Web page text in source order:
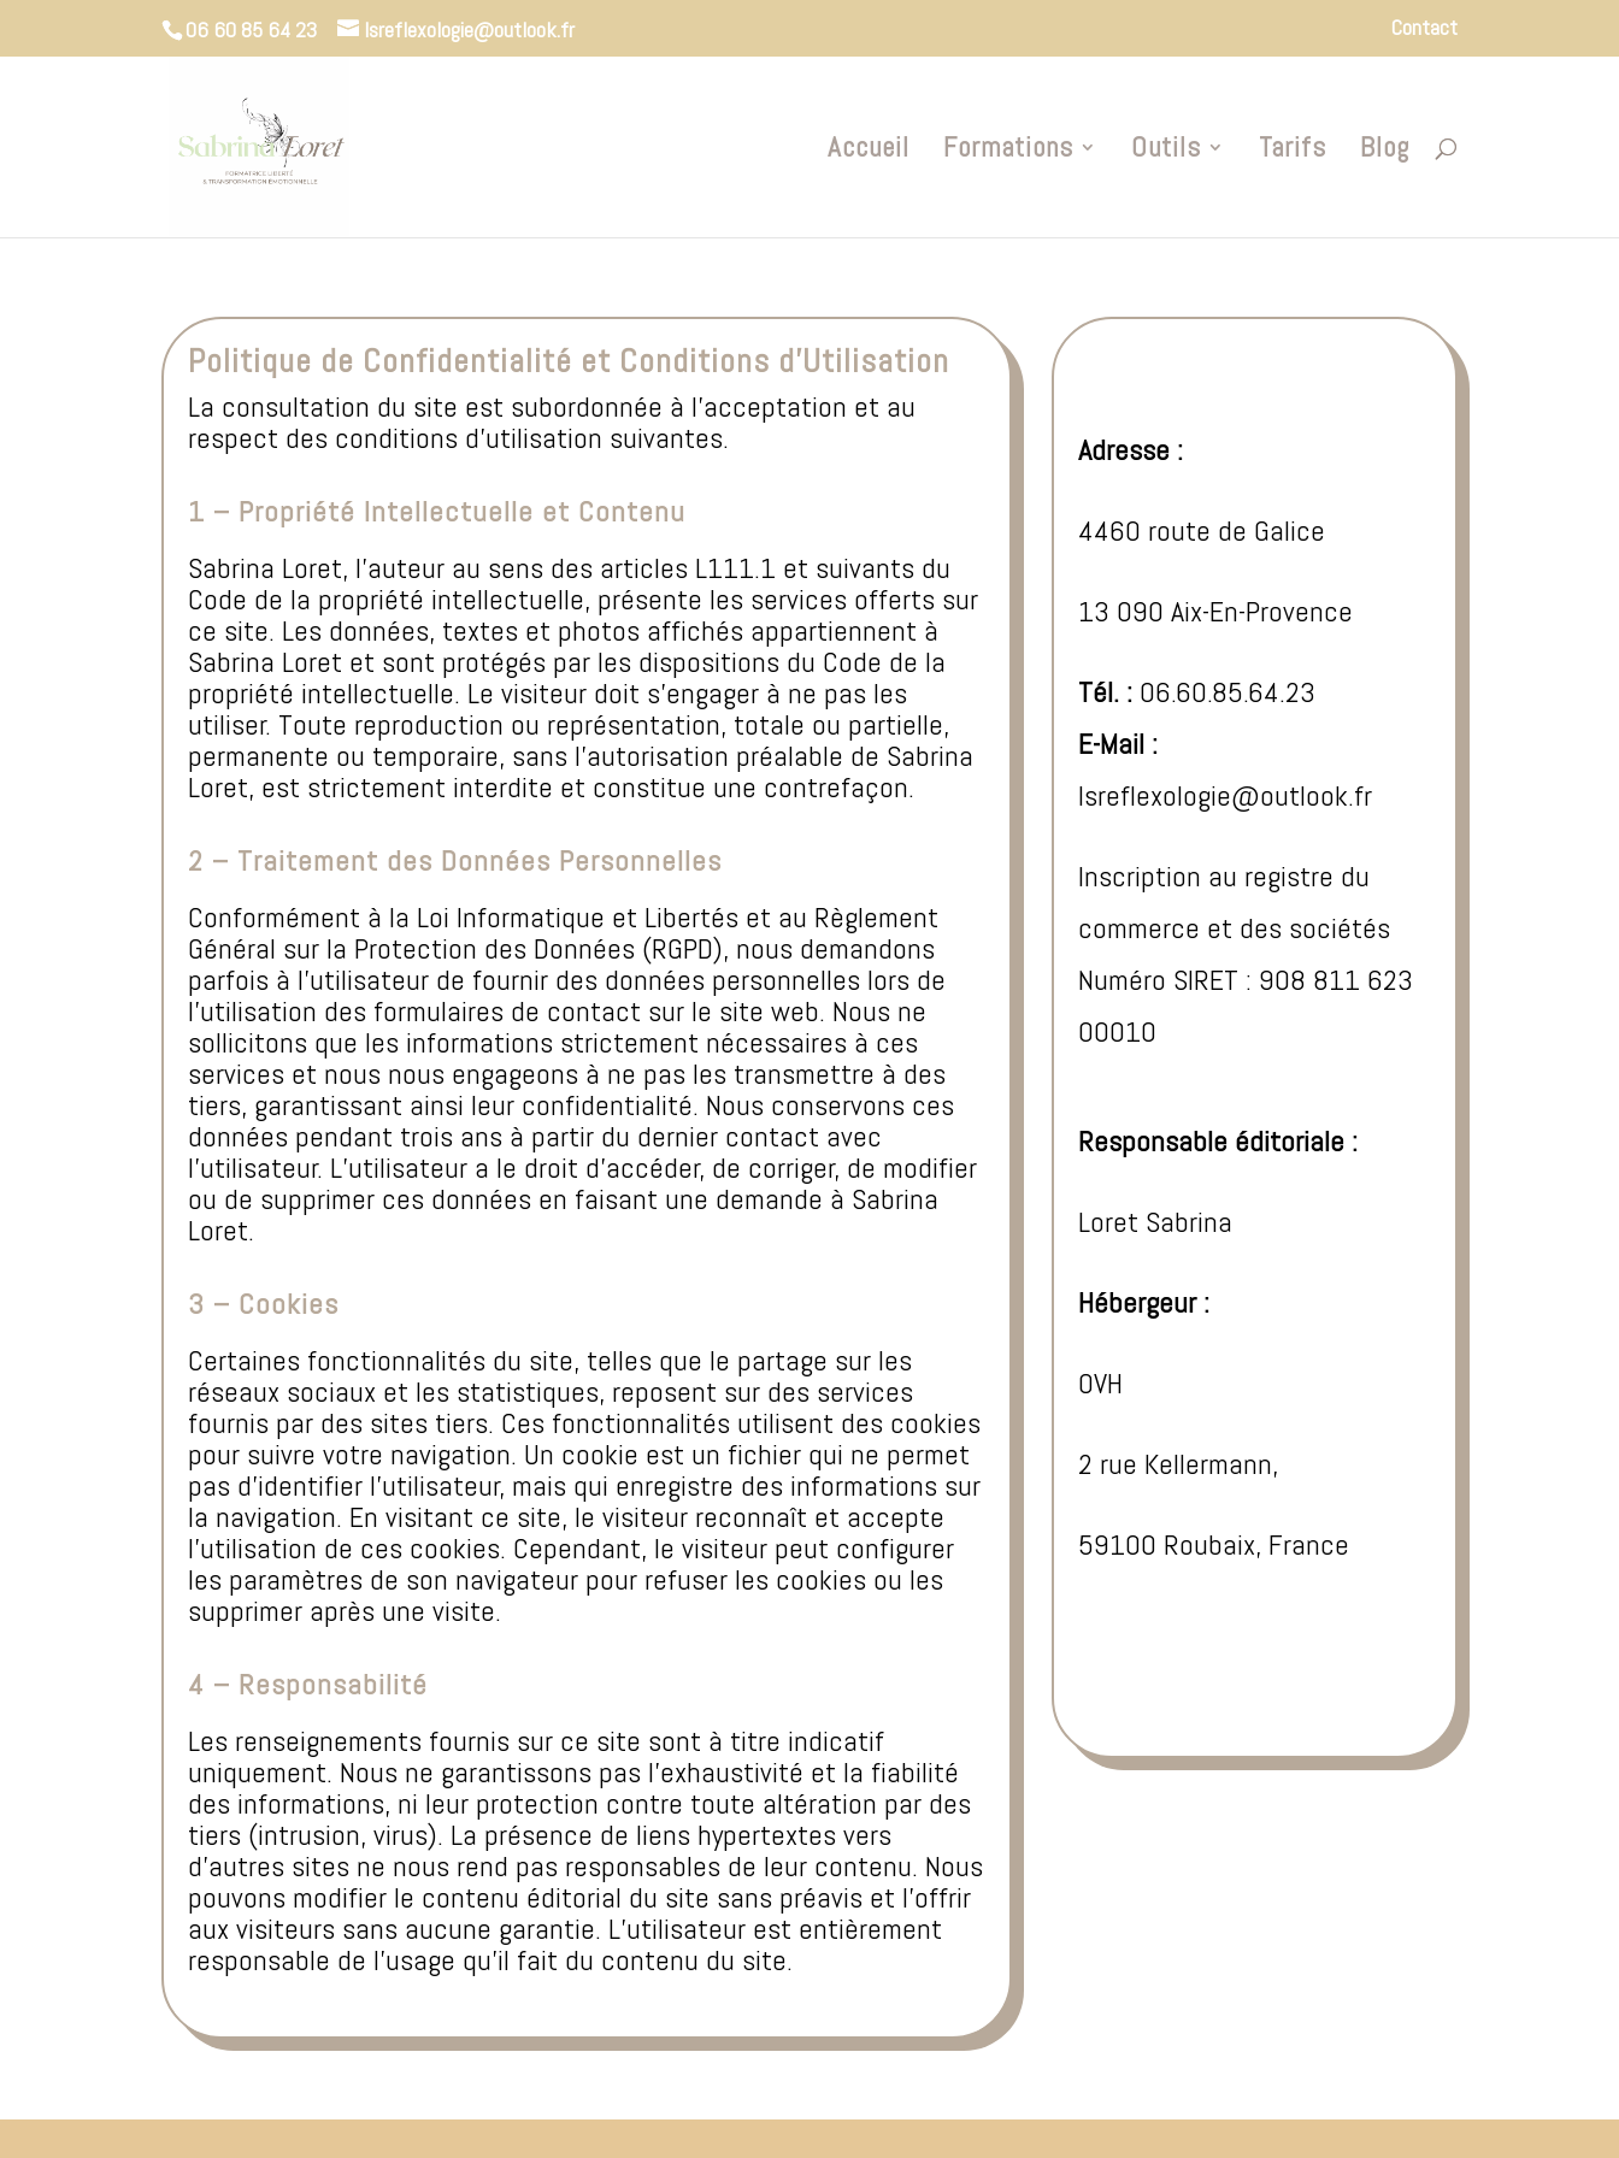
06 60 85 64 23 lsreflexologie@outlook.fr Contact
Accueil Formations Outils Tarifs Blog
Politique de Confidentialité et Conditions d’Utilisation
La consultation du site est subordonnée à l’acceptation et au
respect des conditions d’utilisation suivantes.
1 – Propriété Intellectuelle et Contenu
Sabrina Loret, l’auteur au sens des articles L111.1 et suivants du
Code de la propriété intellectuelle, présente les services offerts sur
ce site. Les données, textes et photos affichés appartiennent à
Sabrina Loret et sont protégés par les dispositions du Code de la
propriété intellectuelle. Le visiteur doit s’engager à ne pas les
utiliser. Toute reproduction ou représentation, totale ou partielle,
permanente ou temporaire, sans l’autorisation préalable de Sabrina
Loret, est strictement interdite et constitue une contrefaçon.
2 – Traitement des Données Personnelles
Conformément à la Loi Informatique et Libertés et au Règlement
Général sur la Protection des Données (RGPD), nous demandons
parfois à l’utilisateur de fournir des données personnelles lors de
l’utilisation des formulaires de contact sur le site web. Nous ne
sollicitons que les informations strictement nécessaires à ces
services et nous nous engageons à ne pas les transmettre à des
tiers, garantissant ainsi leur confidentialité. Nous conservons ces
données pendant trois ans à partir du dernier contact avec
l’utilisateur. L’utilisateur a le droit d’accéder, de corriger, de modifier
ou de supprimer ces données en faisant une demande à Sabrina
Loret.
3 – Cookies
Certaines fonctionnalités du site, telles que le partage sur les
réseaux sociaux et les statistiques, reposent sur des services
fournis par des sites tiers. Ces fonctionnalités utilisent des cookies
pour suivre votre navigation. Un cookie est un fichier qui ne permet
pas d’identifier l’utilisateur, mais qui enregistre des informations sur
la navigation. En visitant ce site, le visiteur reconnaît et accepte
l’utilisation de ces cookies. Cependant, le visiteur peut configurer
les paramètres de son navigateur pour refuser les cookies ou les
supprimer après une visite.
4 – Responsabilité
Les renseignements fournis sur ce site sont à titre indicatif
uniquement. Nous ne garantissons pas l’exhaustivité et la fiabilité
des informations, ni leur protection contre toute altération par des
tiers (intrusion, virus). La présence de liens hypertextes vers
d’autres sites ne nous rend pas responsables de leur contenu. Nous
pouvons modifier le contenu éditorial du site sans préavis et l’offrir
aux visiteurs sans aucune garantie. L’utilisateur est entièrement
responsable de l’usage qu’il fait du contenu du site.
Adresse :
4460 route de Galice
13 090 Aix-En-Provence
Tél. :06.60.85.64.23
E-Mail :
lsreflexologie@outlook.fr
Inscription au registre du
commerce et des sociétés
Numéro SIRET : 908 811 623
00010
Responsable éditoriale :
Loret Sabrina
Hébergeur :
OVH
2 rue Kellermann,
59100 Roubaix, France